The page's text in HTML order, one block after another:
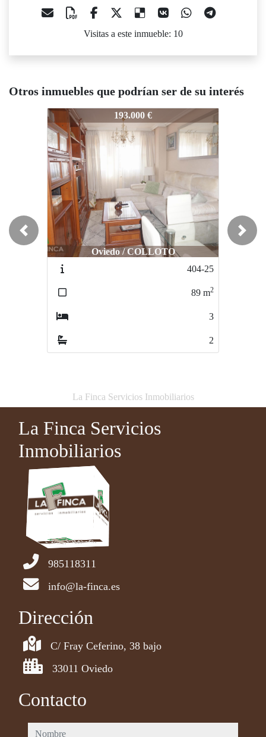
Visitas a este inmueble: 10
Otros inmuebles que podrían ser de su interés
193.000 €
Oviedo / COLLOTO
668-25
668-25 280.000 €
Ribadesella Concejo / COLLERA
813/26
324m2
5
2
Previous Next
La Finca Servicios Inmobiliarios
La Finca Servicios
Inmobiliarios
985118311
info@la-finca.es
Dirección
C/ Fray Ceferino, 38 bajo
33011 Oviedo
Contacto
nombre